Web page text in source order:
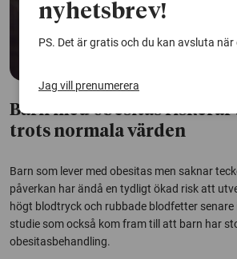
Barn med obesitas riskerar
trots normala värden
Barn som lever med obesitas men saknar
påverkan har ändå en tydligt ökad risk att
högt blodtryck och rubbade blodfetter senare
studie som också kom fram till att barn har
obesitasbehandling.
nyhetsbrev!
PS. Det är gratis och du kan avsluta när
Jag vill prenumerera